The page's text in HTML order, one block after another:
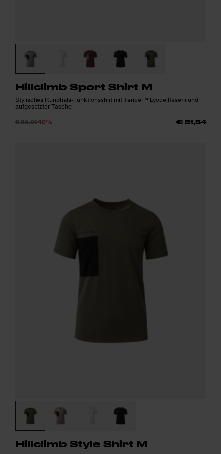
Hillclimb Sport Shirt M
Stylisches Rundhals-Funktionsshirt mit Tencel™ Lyocellfasern und
aufgesetzter Tasche
€ 85,9040% € 51,54
Hillclimb Style Shirt M